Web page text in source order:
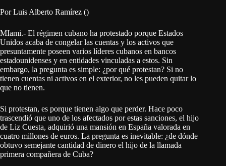
Por Luis Alberto Ramírez ()
MIami.- El régimen cubano ha protestado porque Estados
Unidos acaba de congelar las cuentas y los activos que
presuntamente poseen varios líderes cubanos en bancos
estadounidenses y en entidades vinculadas a estos. Sin
embargo, la pregunta es simple: ¿por qué protestan? Si no
tienen cuentas ni activos en el exterior, no les pueden quitar lo
que no tienen.
Si protestan, es porque tienen algo que perder. Hace poco
trascendió que uno de los afectados por estas sanciones, el hijo
de Liz Cuesta, adquirió una mansión en España valorada en
cuatro millones de euros. La pregunta es inevitable: ¿de dónde
obtuvo semejante cantidad de dinero el hijo de la llamada
primera compañera de Cuba?